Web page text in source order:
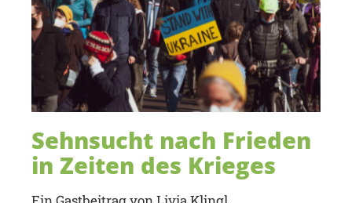
Sehnsucht nach Frieden
in Zeiten des Krieges